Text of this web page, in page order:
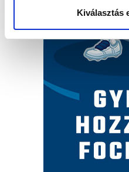
Kiválasztás